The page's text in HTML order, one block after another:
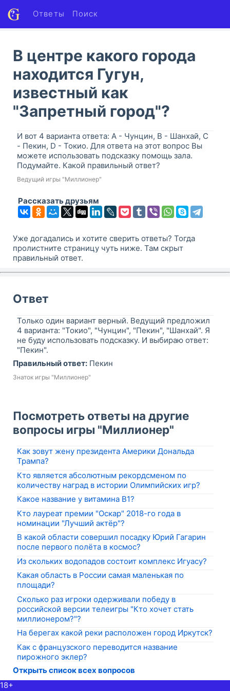
Ответы Поиск
В центре какого города
находится Гугун,
известный как
"Запретный город"?
И вот 4 варианта ответа: A - Чунцин, B - Шанхай, C
- Пекин, D - Токио. Для ответа на этот вопрос Вы
можете использовать подсказку помощь зала.
Подумайте. Какой правильный ответ?
Ведущий игры "Миллионер"
Рассказать друзьям
Уже догадались и хотите сверить ответы? Тогда
пролистните страницу чуть ниже. Там скрыт
правильный ответ.
Ответ
Только один вариант верный. Ведущий предложил
4 варианта: "Токио", "Чунцин", "Пекин", "Шанхай". Я
не буду использовать подсказку. И выбираю ответ:
"Пекин".
Правильный ответ: Пекин
Знаток игры "Миллионер"
Посмотреть ответы на другие
вопросы игры "Миллионер"
Как зовут жену президента Америки Дональда
Трампа?
Кто является абсолютным рекордсменом по
количеству наград в истории Олимпийских игр?
Какое название у витамина В1?
Кто лауреат премии "Оскар" 2018-го года в
номинации "Лучший актёр"?
В какой области совершил посадку Юрий Гагарин
после первого полёта в космос?
Из скольких водопадов состоит комплекс Игуасу?
Какая область в России самая маленькая по
площади?
Сколько раз игроки одерживали победу в
российской версии телеигры "Кто хочет стать
миллионером?"?
На берегах какой реки расположен город Иркутск?
Как с французского переводится название
пирожного эклер?
Открыть список всех вопросов
18+